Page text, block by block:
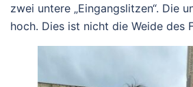
zwei untere „Eingangslitzen“. Die
hoch. Dies ist nicht die Weide des